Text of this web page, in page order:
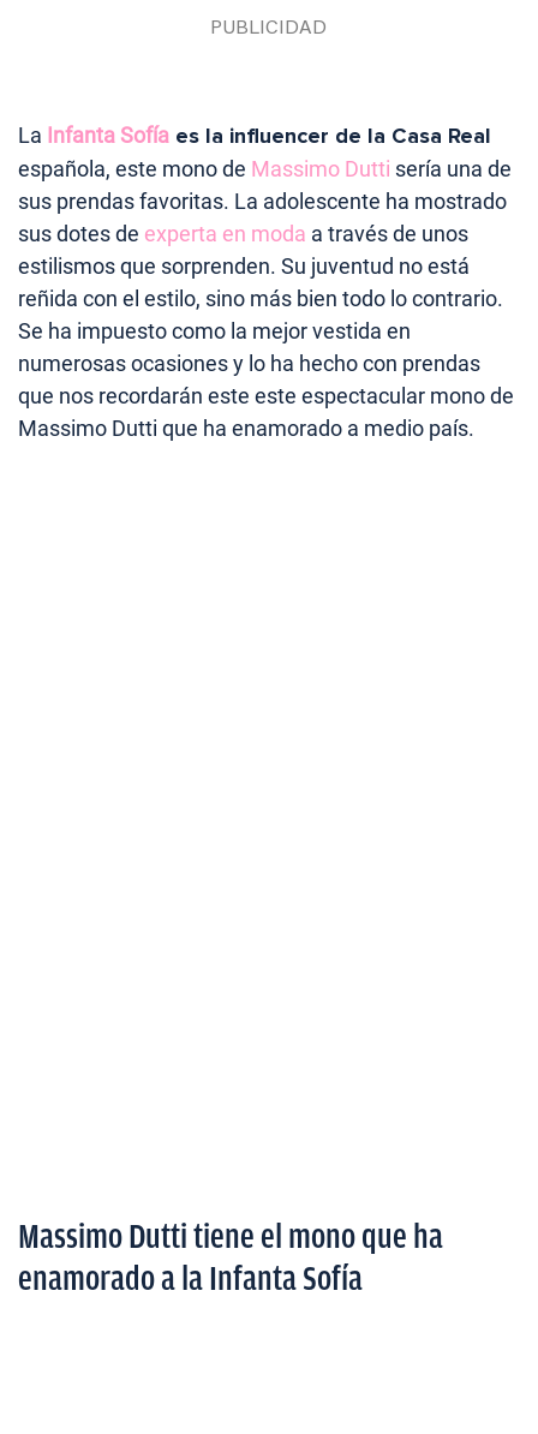
La Infanta Sofía es la influencer de la Casa Real
española, este mono de Massimo Dutti sería una de
sus prendas favoritas. La adolescente ha mostrado
sus dotes de experta en moda a través de unos
estilismos que sorprenden. Su juventud no está
reñida con el estilo, sino más bien todo lo contrario.
Se ha impuesto como la mejor vestida en
numerosas ocasiones y lo ha hecho con prendas
que nos recordarán este este espectacular mono de
Massimo Dutti que ha enamorado a medio país.
Massimo Dutti tiene el mono que ha
enamorado a la Infanta Sofía